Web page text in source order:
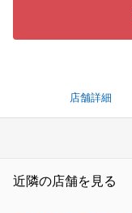
店舗詳細
近隣の店舗を見る